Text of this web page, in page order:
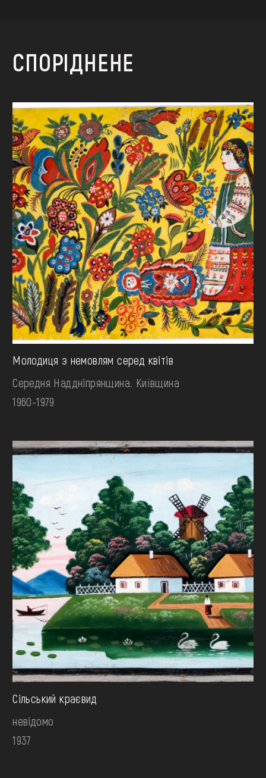
СПОРІДНЕНЕ
Молодиця з немовлям серед квітів
Середня Наддніпрянщина. Київщина
1960-1979
Сільський краєвид
невідомо
1937